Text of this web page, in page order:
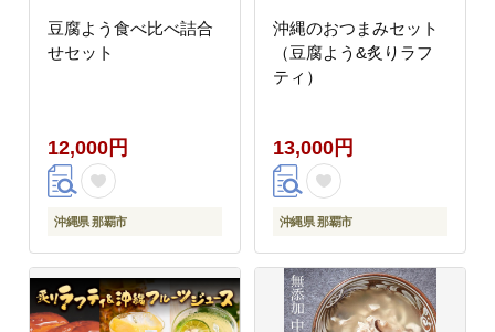
豆腐よう食べ比べ詰合
せセット
12,000円
沖縄県 那覇市
沖縄のおつまみセット
（豆腐よう&炙りラフ
ティ）
13,000円
沖縄県 那覇市